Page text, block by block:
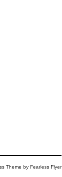
Theme by Fearless Flyer